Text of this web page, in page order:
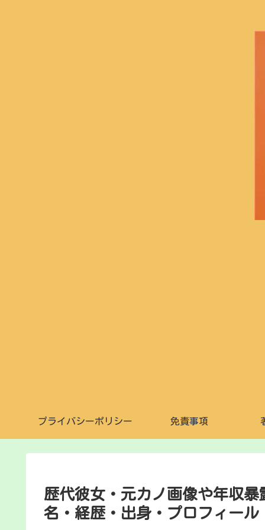
プライバシーポリシー 免責事項
歴代彼女・元カノ画像や年収
名・経歴・出身・プロフィール